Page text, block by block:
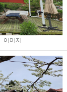
이미지